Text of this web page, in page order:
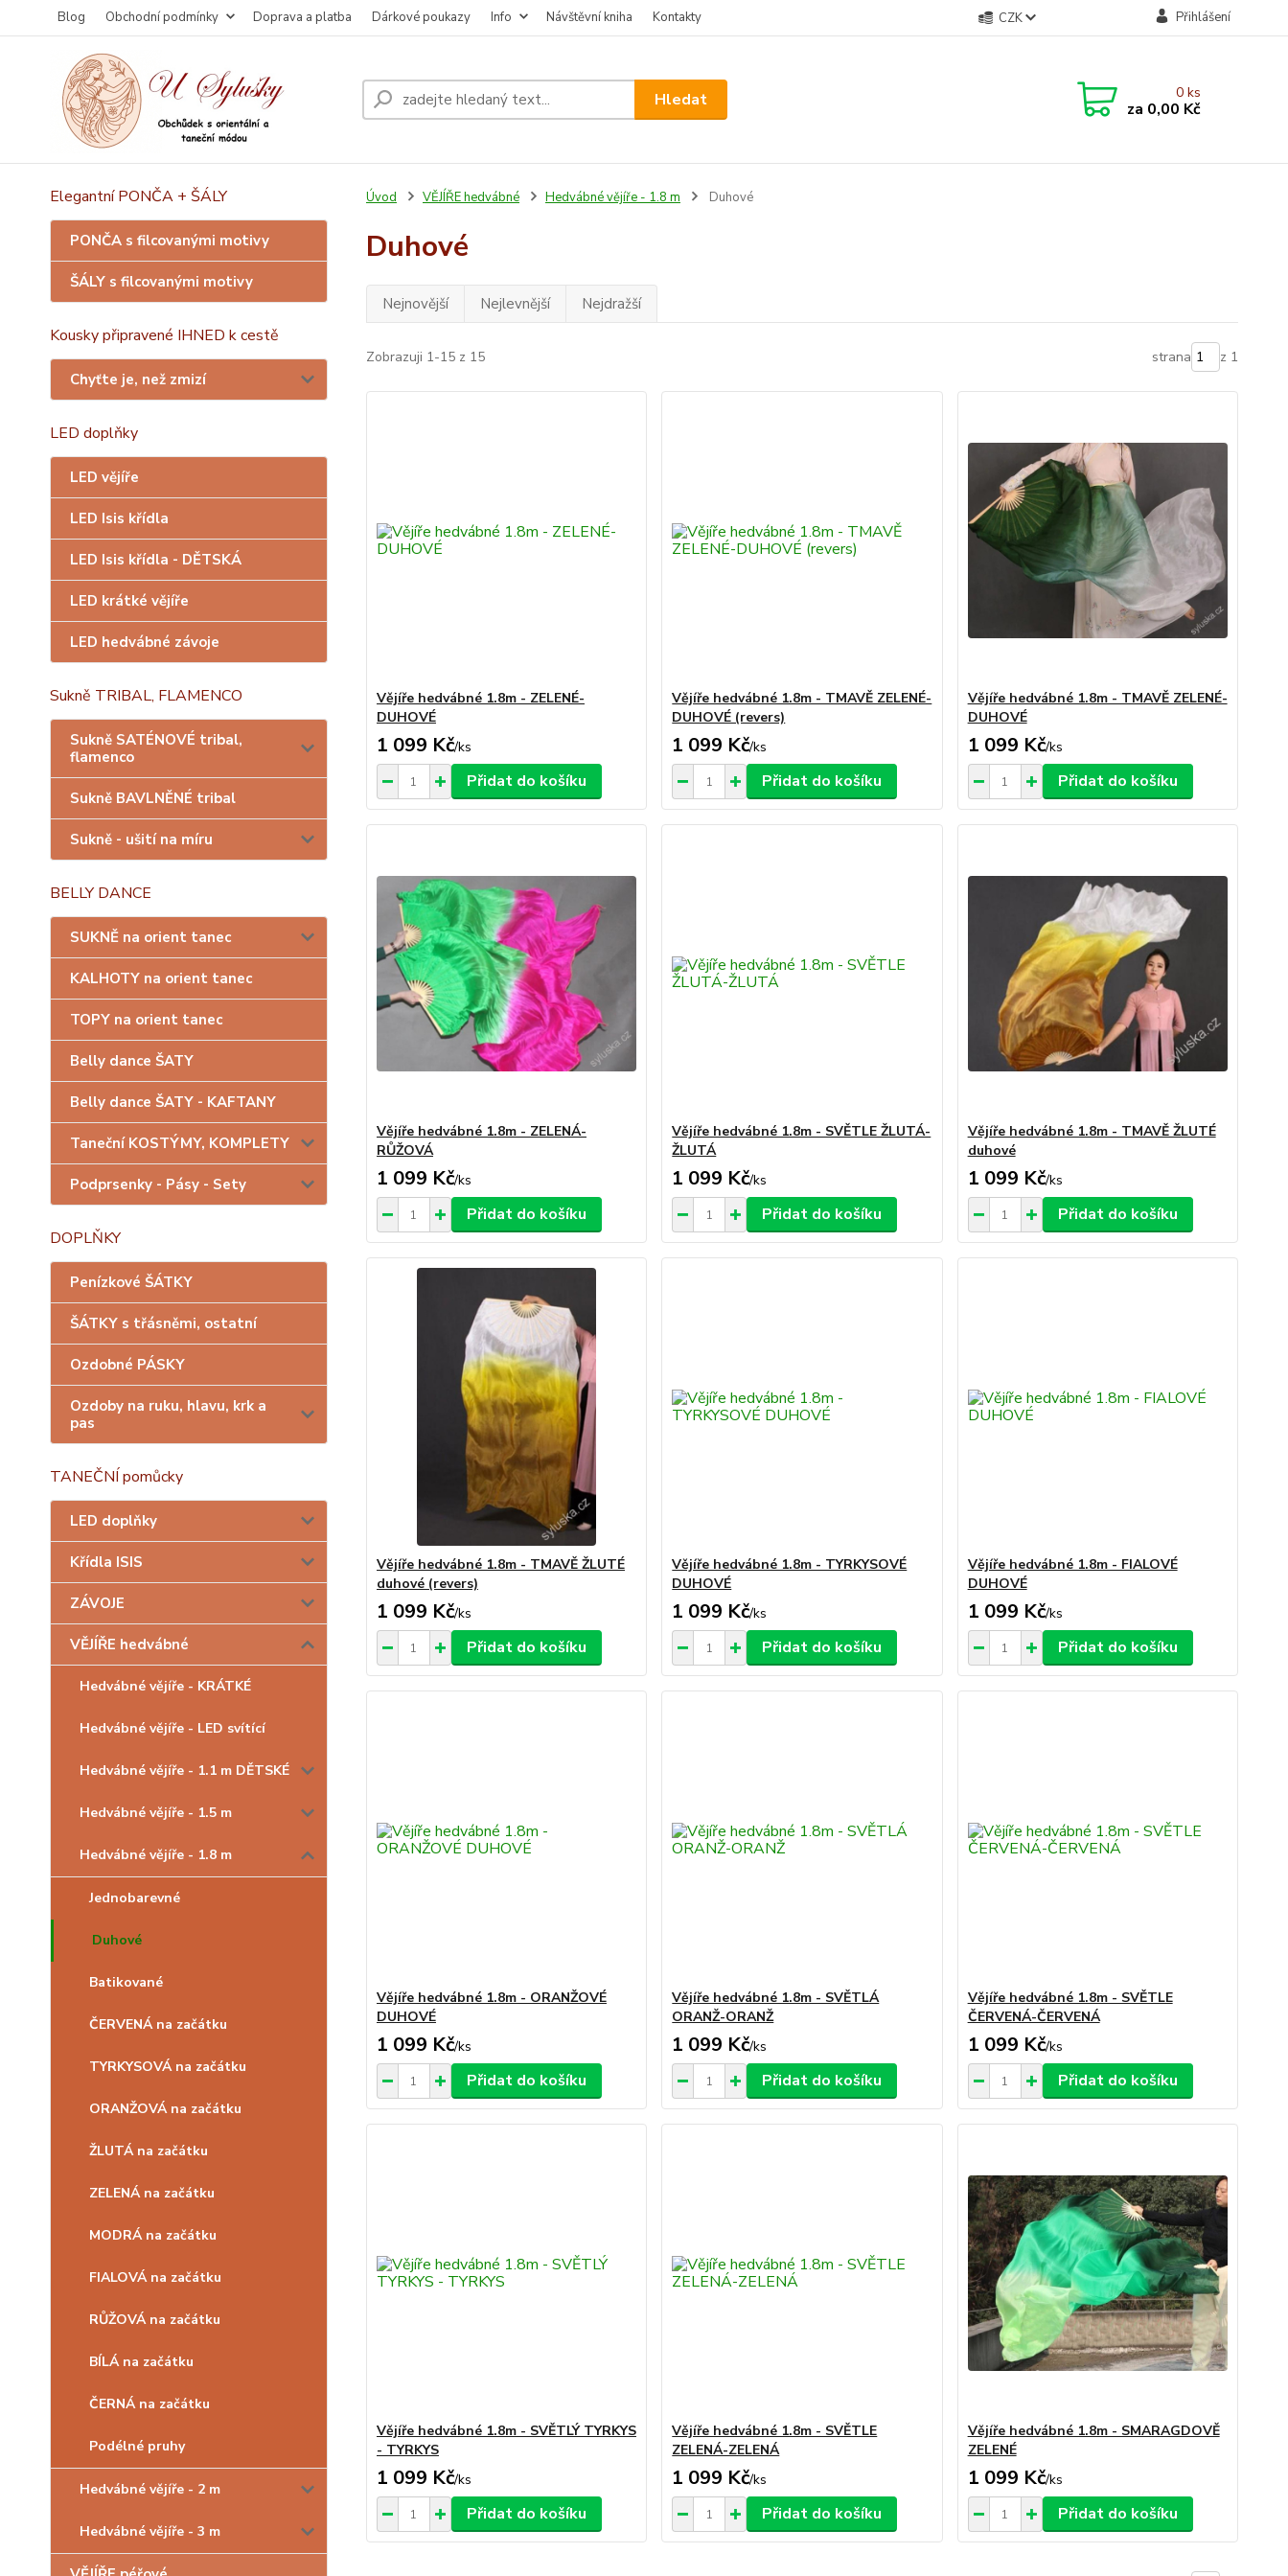
Blog Obchodní podmínky Doprava a platba Dárkové poukazy Info Návštěvní kniha Kontakty CZK Přihlášení
Hledat 0ks
za 0,00 Kč
Elegantní PONČA + ŠÁLY
PONČA s filcovanými motivy
ŠÁLY s filcovanými motivy
Kousky připravené IHNED k cestě
Chyťte je, než zmizí
LED doplňky
LED vějíře
LED Isis křídla
LED Isis křídla - DĚTSKÁ
LED krátké vějíře
LED hedvábné závoje
Sukně TRIBAL, FLAMENCO
Sukně SATÉNOVÉ tribal,
flamenco
Sukně BAVLNĚNÉ tribal
Sukně - ušití na míru
BELLY DANCE
SUKNĚ na orient tanec
KALHOTY na orient tanec
TOPY na orient tanec
Belly dance ŠATY
Belly dance ŠATY - KAFTANY
Taneční KOSTÝMY, KOMPLETY
Podprsenky - Pásy - Sety
DOPLŇKY
Penízkové ŠÁTKY
ŠÁTKY s třásněmi, ostatní
Ozdobné PÁSKY
Ozdoby na ruku, hlavu, krk a
pas
TANEČNÍ pomůcky
LED doplňky
Křídla ISIS
ZÁVOJE
VĚJÍŘE hedvábné
Hedvábné vějíře - KRÁTKÉ
Hedvábné vějíře - LED svítící
Hedvábné vějíře - 1.1 m DĚTSKÉ
Hedvábné vějíře - 1.5 m
Hedvábné vějíře - 1.8 m
Jednobarevné
Duhové
Batikované
ČERVENÁ na začátku
TYRKYSOVÁ na začátku
ORANŽOVÁ na začátku
ŽLUTÁ na začátku
ZELENÁ na začátku
MODRÁ na začátku
FIALOVÁ na začátku
RŮŽOVÁ na začátku
BÍLÁ na začátku
ČERNÁ na začátku
Podélné pruhy
Hedvábné vějíře - 2 m
Hedvábné vějíře - 3 m
Úvod VĚJÍŘE hedvábné Hedvábné vějíře - 1.8 m Duhové
Duhové
Nejnovější Nejlevnější Nejdražší
Zobrazuji 1-15 z 15 strana z 1
Vějíře hedvábné 1.8m - ZELENÉ-
DUHOVÉ
1 099 Kč/ks
Přidat do košíku
Vějíře hedvábné 1.8m - TMAVĚ ZELENÉ-
DUHOVÉ (revers)
1 099 Kč/ks
Přidat do košíku
Vějíře hedvábné 1.8m - TMAVĚ ZELENÉ-
DUHOVÉ
1 099 Kč/ks
Přidat do košíku
Vějíře hedvábné 1.8m - ZELENÁ-
RŮŽOVÁ
1 099 Kč/ks
Přidat do košíku
Vějíře hedvábné 1.8m - SVĚTLE ŽLUTÁ-
ŽLUTÁ
1 099 Kč/ks
Přidat do košíku
Vějíře hedvábné 1.8m - TMAVĚ ŽLUTÉ
duhové
1 099 Kč/ks
Přidat do košíku
Vějíře hedvábné 1.8m - TMAVĚ ŽLUTÉ
duhové (revers)
1 099 Kč/ks
Přidat do košíku
Vějíře hedvábné 1.8m - TYRKYSOVÉ
DUHOVÉ
1 099 Kč/ks
Přidat do košíku
Vějíře hedvábné 1.8m - FIALOVÉ
DUHOVÉ
1 099 Kč/ks
Přidat do košíku
Vějíře hedvábné 1.8m - ORANŽOVÉ
DUHOVÉ
1 099 Kč/ks
Přidat do košíku
Vějíře hedvábné 1.8m - SVĚTLÁ
ORANŽ-ORANŽ
1 099 Kč/ks
Přidat do košíku
Vějíře hedvábné 1.8m - SVĚTLE
ČERVENÁ-ČERVENÁ
1 099 Kč/ks
Přidat do košíku
Vějíře hedvábné 1.8m - SVĚTLÝ TYRKYS
- TYRKYS
1 099 Kč/ks
Přidat do košíku
Vějíře hedvábné 1.8m - SVĚTLE
ZELENÁ-ZELENÁ
1 099 Kč/ks
Přidat do košíku
Vějíře hedvábné 1.8m - SMARAGDOVĚ
ZELENÉ
1 099 Kč/ks
Přidat do košíku